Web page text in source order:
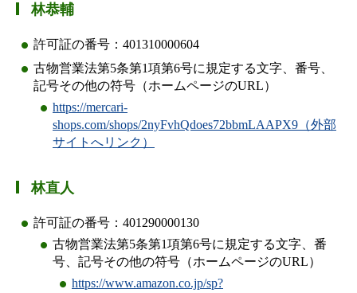
林恭輔
許可証の番号：401310000604
古物営業法第5条第1項第6号に規定する文字、番号、
記号その他の符号（ホームページのURL）
https://mercari-
shops.com/shops/2nyFvhQdoes72bbmLAAPX9（外部
サイトへリンク）
林直人
許可証の番号：401290000130
古物営業法第5条第1項第6号に規定する文字、番
号、記号その他の符号（ホームページのURL）
https://www.amazon.co.jp/sp?